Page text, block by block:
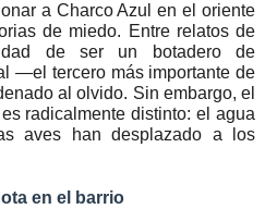
a Charco Azul en el oriente
de miedo. Entre relatos de
de ser un botadero de
—el tercero más importante de
al olvido. Sin embargo, el
radicalmente distinto: el agua
aves han desplazado a los
en el barrio